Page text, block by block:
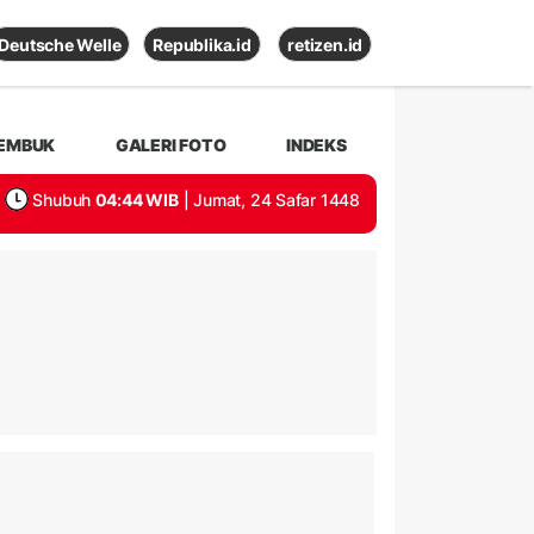
Deutsche Welle Republika.id retizen.id
GALERI FOTO INDEKS
Shubuh 04:44 WIB | Jumat, 24 Safar 1448